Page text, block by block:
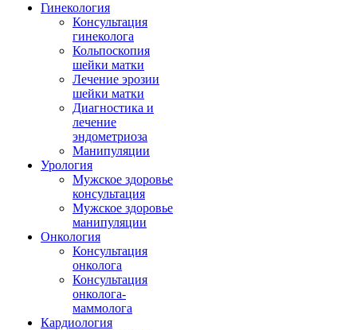
Гинекология
Консультация
гинеколога
Кольпоскопия
шейки матки
Лечение эрозии
шейки матки
Диагностика и
лечение
эндометриоза
Манипуляции
Урология
Мужское здоровье
консультация
Мужское здоровье
манипуляции
Онкология
Консультация
онколога
Консультация
онколога-
маммолога
Кардиология